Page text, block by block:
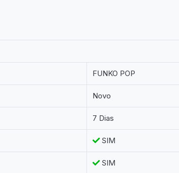
FUNKO POP
Novo
7 Dias
SIM
SIM